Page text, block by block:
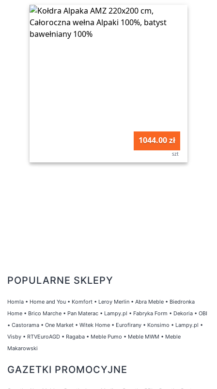
1044.00 zł
szt
POPULARNE SKLEPY
Homla • Home and You • Komfort • Leroy Merlin • Abra Meble • Biedronka
Home • Brico Marche • Pan Materac • Lampy.pl • Fabryka Form • Dekoria • OBI
• Castorama • One Market • Witek Home • Eurofirany • Konsimo • Lampy.pl •
Visby • RTVEuroAGD • Ragaba • Meble Pumo • Meble MWM • Meble
Makarowski
GAZETKI PROMOCYJNE